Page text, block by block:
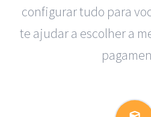
configurar tudo para
te ajudar a escolher a